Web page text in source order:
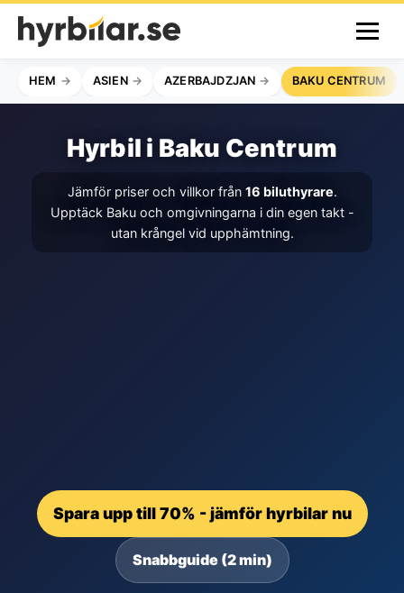
HEM ASIEN AZERBAJDZJAN BAKU CENTRUM
Hyrbil i Baku Centrum
Jämför priser och villkor från 16 biluthyrare.
Upptäck Baku och omgivningarna i din egen takt -
utan krångel vid upphämtning.
Spara upp till 70% - jämför hyrbilar nu
Snabbguide (2 min)